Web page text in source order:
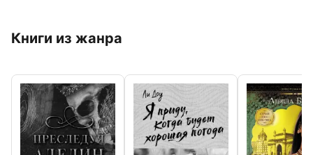
Книги из жанра